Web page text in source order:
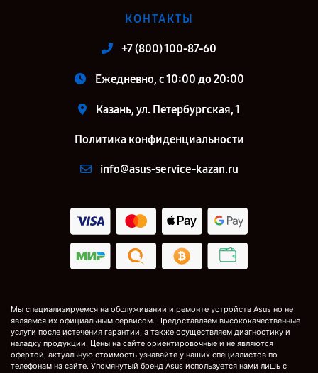
КОНТАКТЫ
+7 (800) 100-87-60
Ежедневно, с 10:00 до 20:00
Казань, ул. Петербургская, 1
Политика конфиденциальности
info@asus-service-kazan.ru
Мы специализируемся на обслуживании и ремонте устройств Asus но не
являемся их официальным сервисом. Предоставляем высококачественные
услуги после истечения гарантии, а также осуществляем диагностику и
наладку продукции. Цены на сайте ориентировочные и не являются
офертой, актуальную стоимость узнавайте у наших специалистов по
телефонам на сайте. Упомянутый бренд Asus используется нами лишь с